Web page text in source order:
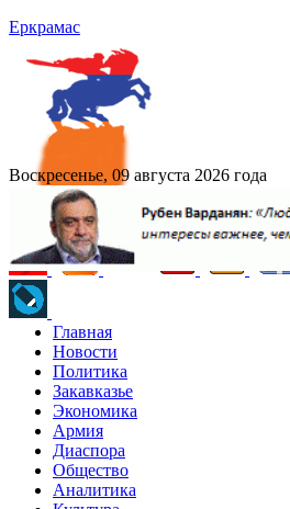
Еркрамас
Воскресенье, 09 августа 2026 года
Главная
Новости
Политика
Закавказье
Экономика
Армия
Диаспора
Общество
Аналитика